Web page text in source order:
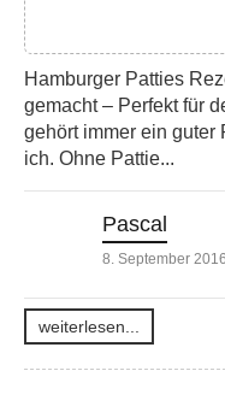
Hamburger Patties
gemacht – Perfekt für
gehört immer ein guter
ich. Ohne Pattie...
Pascal
8. September 2016
weiterlesen...